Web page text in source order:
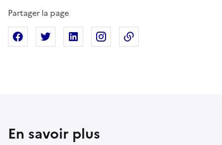
Partager la page
Partager sur Facebook
Partager sur XPartager sur Linkedin
Partager sur Instagram
En savoir plus